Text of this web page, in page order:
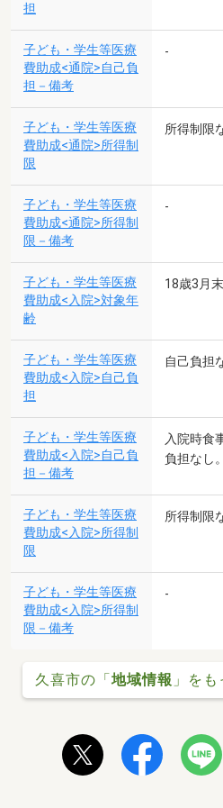
担
子ども・学生等医療
費助成<通院>自己負
担－備考
-
子ども・学生等医療
費助成<通院>所得制
限
所得制限
子ども・学生等医療
費助成<通院>所得制
限－備考
-
子ども・学生等医療
費助成<入院>対象年
齢
18歳3月
子ども・学生等医療
費助成<入院>自己負
担
自己負担
子ども・学生等医療
費助成<入院>自己負
担－備考
入院時食
負担なし。
子ども・学生等医療
費助成<入院>所得制
限
所得制限
子ども・学生等医療
費助成<入院>所得制
限－備考
-
久喜市の「地域情報 」を